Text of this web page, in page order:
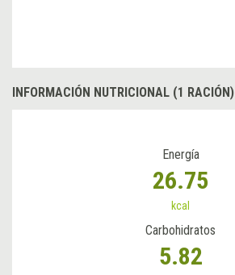
INFORMACIÓN NUTRICIONAL (1 RACIÓN)
Energía
26.75
kcal
Carbohidratos
5.82